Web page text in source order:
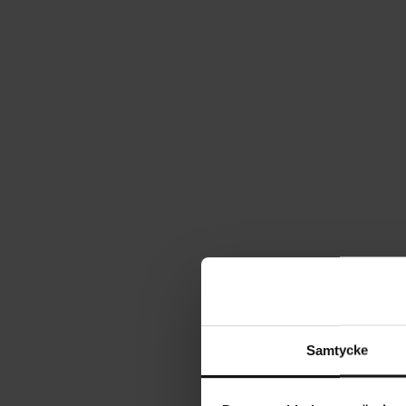
Samtycke